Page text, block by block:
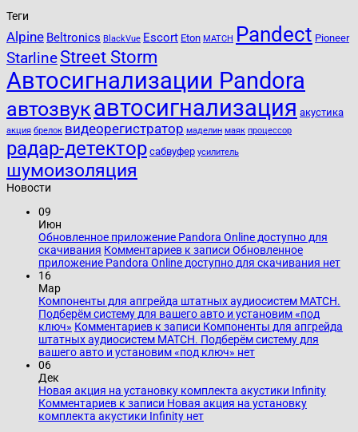
Теги
Alpine Beltronics BlackVue Escort Eton MATCH Pandect Pioneer
StarlineStreet Storm
Автосигнализации Pandora
автозвукавтосигнализация акустика
акция брелок видеорегистратор маделин маяк процессор
радар-детектор сабвуфер усилитель
шумоизоляция
Новости
09
Июн
Обновленное приложение Pandora Online доступно для
скачивания Комментариев к записи Обновленное
приложение Pandora Online доступно для скачивания нет
16
Мар
Компоненты для апгрейда штатных аудиосистем MATCH.
Подберём систему для вашего авто и установим «под
ключ» Комментариев к записи Компоненты для апгрейда
штатных аудиосистем MATCH. Подберём систему для
вашего авто и установим «под ключ» нет
06
Дек
Новая акция на установку комплекта акустики Infinity
Комментариев к записи Новая акция на установку
комплекта акустики Infinity нет